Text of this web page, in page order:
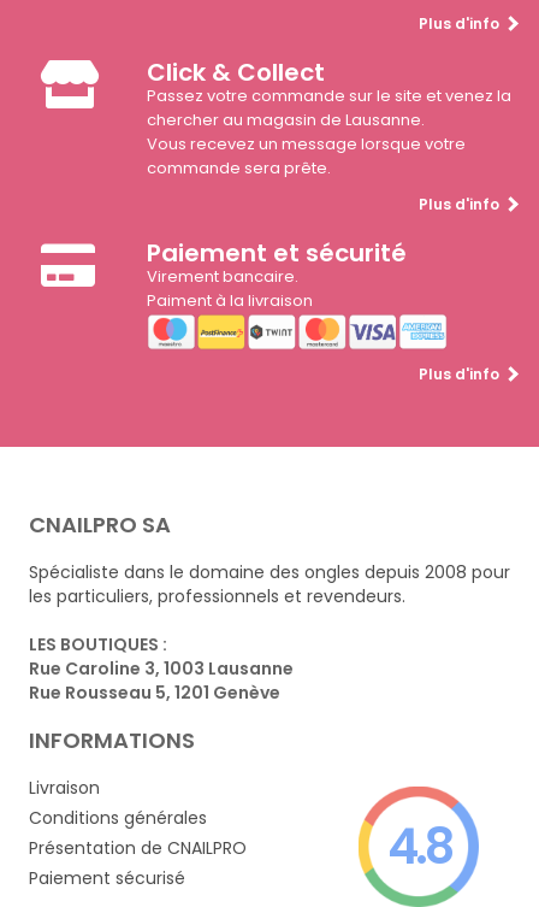
Plus d'info
Click & Collect
Passez votre commande sur le site et venez la
chercher au magasin de Lausanne.
Vous recevez un message lorsque votre
commande sera prête.
Plus d'info
Paiement et sécurité
Virement bancaire.
Paiment à la livraison
Plus d'info
CNAILPRO SA
Spécialiste dans le domaine des ongles depuis 2008 pour
les particuliers, professionnels et revendeurs.
LES BOUTIQUES :
Rue Caroline 3, 1003 Lausanne
Rue Rousseau 5, 1201 Genève
INFORMATIONS
Livraison
Conditions générales
Présentation de CNAILPRO
Paiement sécurisé
4.8